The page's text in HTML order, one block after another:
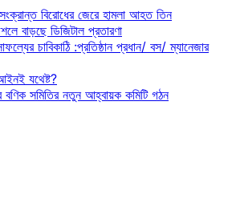
বিরোধের জেরে হামলা আহত তিন
বাড়ছে ডিজিটাল প্রতারণা
চাবিকাঠি :প্রতিষ্ঠান প্রধান/ বস/ ম্যানেজার
যথেষ্ট?
বণিক সমিতির নতুন আহ্বায়ক কমিটি গঠন